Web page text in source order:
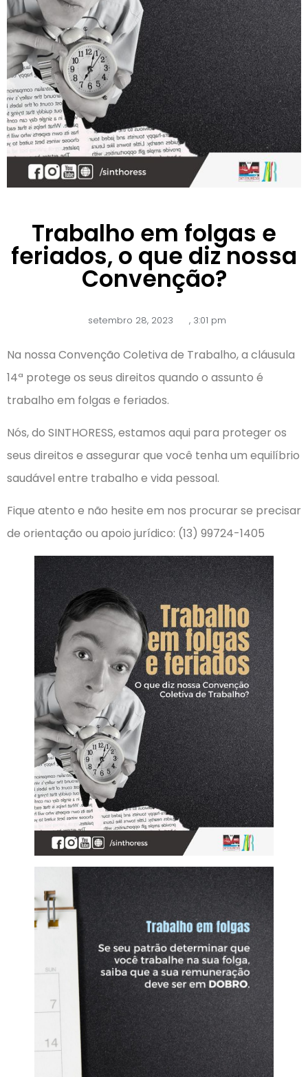
Trabalho em folgas e
feriados, o que diz nossa
Convenção?
setembro 28, 2023 ,3:01 pm
Na nossa Convenção Coletiva de Trabalho, a cláusula
14ª protege os seus direitos quando o assunto é
trabalho em folgas e feriados.
Nós, do SINTHORESS, estamos aqui para proteger os
seus direitos e assegurar que você tenha um equilíbrio
saudável entre trabalho e vida pessoal.
Fique atento e não hesite em nos procurar se precisar
de orientação ou apoio jurídico: (13) 99724-1405